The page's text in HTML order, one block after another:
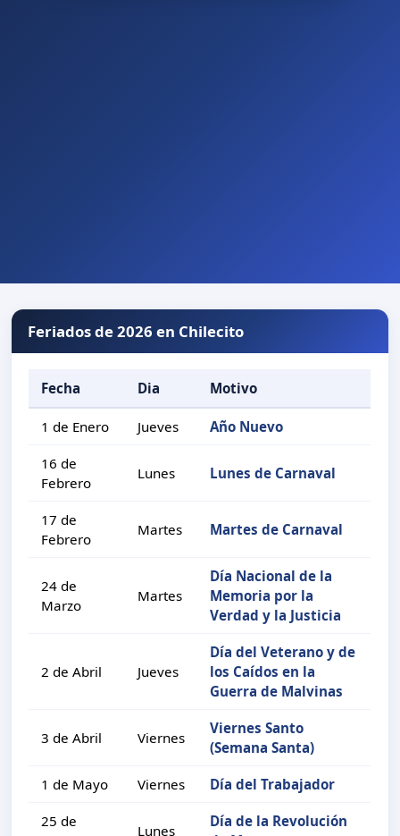
Feriados de 2026 en Chilecito
Fecha Dia Motivo
1 de Enero Jueves Año Nuevo
16 de
Febrero
Lunes Lunes de Carnaval
17 de
Febrero
Martes Martes de Carnaval
24 de
Marzo
Martes
Día Nacional de la
Memoria por la
Verdad y la Justicia
2 de Abril Jueves
Día del Veterano y de
los Caídos en la
Guerra de Malvinas
3 de Abril Viernes
Viernes Santo
(Semana Santa)
1 de Mayo Viernes Día del Trabajador
25 de
Lunes
Día de la Revolución